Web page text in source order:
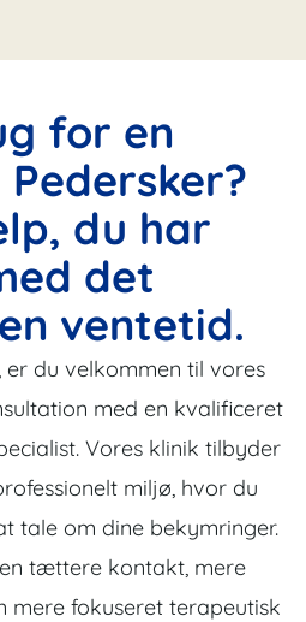
for en
du har
det
ventetid.
er du velkommen til vores
med en kvalificeret
Vores klinik tilbyder
miljø, hvor du
tale om dine bekymringer.
tættere kontakt, mere
fokuseret terapeutisk